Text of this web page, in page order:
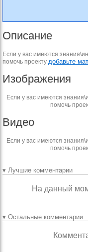
Описание
Если у вас имеются
помочь проекту добавьте
Изображения
Если у вас имеются
помочь
Видео
Если у вас имеются
помочь
▾ Лучшие комментарии
На данный
▾ Остальные комментарии